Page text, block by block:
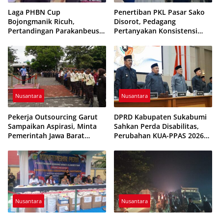
Laga PHBN Cup
Bojongmanik Ricuh,
Pertandingan Parakanbeusi
Dihentikan
Penertiban PKL Pasar Sako
Disorot, Pedagang
Pertanyakan Konsistensi
Pungutan
Nusantara
Pekerja Outsourcing Garut
Sampaikan Aspirasi, Minta
Pemerintah Jawa Barat
Nusantara
DPRD Kabupaten Sukabumi
Sahkan Perda Disabilitas,
Perubahan KUA-PPAS 2026
Nusantara Nusantara